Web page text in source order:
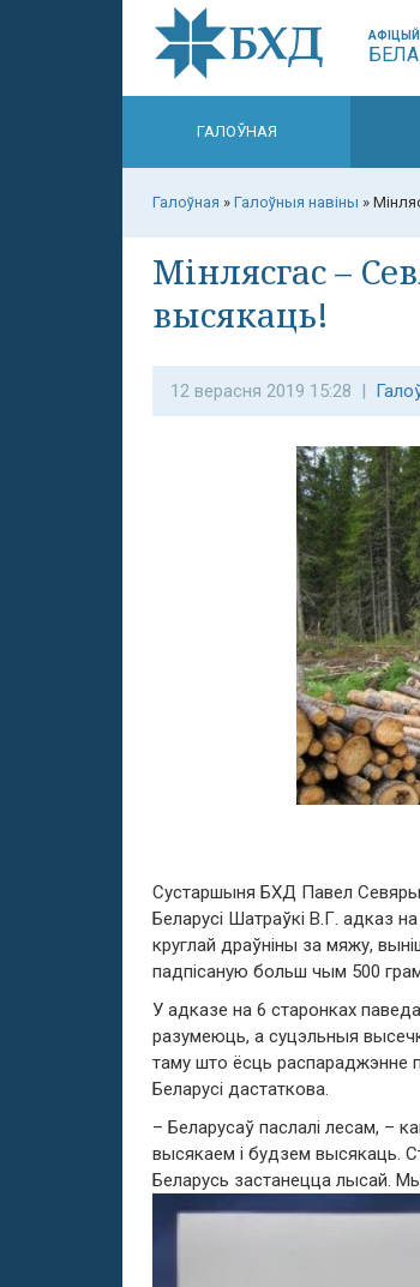
ГАЛОЎНАЯ
Галоўная » Галоўныя навіны »
Мінлясгас –
высякаць!
12 верасня 2019 15:28 |
Сустаршыня БХД Павел
Беларусі Шатраўкі В.Г. адказ
круглай драўніны за мяжу,
падпісаную больш чым 500
У адказе на 6 старонках
разумеюць, а суцэльныя
таму што ёсць распараджэнне
Беларусі дастаткова.
– Беларусаў паслалі лесам, –
высякаем і будзем высякаць.
Беларусь застанецца лысай.